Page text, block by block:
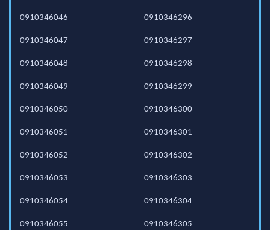
0910346046
0910346047
0910346048
0910346049
0910346050
0910346051
0910346052
0910346053
0910346054
0910346055
0910346296
0910346297
0910346298
0910346299
0910346300
0910346301
0910346302
0910346303
0910346304
0910346305